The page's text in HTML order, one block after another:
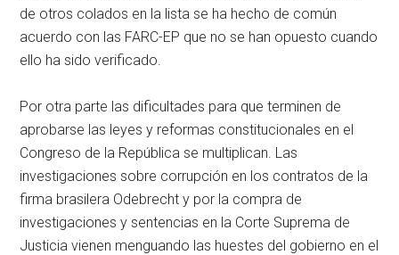
de otros colados en la lista se ha hecho de común
acuerdo con las FARC-EP que no se han opuesto cuando
ello ha sido verificado.
Por otra parte las dificultades para que terminen de
aprobarse las leyes y reformas constitucionales en el
Congreso de la República se multiplican. Las
investigaciones sobre corrupción en los contratos de la
firma brasilera Odebrecht y por la compra de
investigaciones y sentencias en la Corte Suprema de
Justicia vienen menguando las huestes del gobierno en el